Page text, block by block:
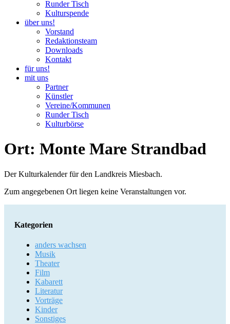
Runder Tisch
Kulturspende
über uns!
Vorstand
Redaktionsteam
Downloads
Kontakt
für uns!
mit uns
Partner
Künstler
Vereine/Kommunen
Runder Tisch
Kulturbörse
Ort: Monte Mare Strandbad
Der Kulturkalender für den Landkreis Miesbach.
Zum angegebenen Ort liegen keine Veranstaltungen vor.
Kategorien
anders wachsen
Musik
Theater
Film
Kabarett
Literatur
Vorträge
Kinder
Sonstiges